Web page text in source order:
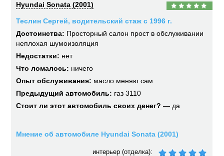
Hyundai Sonata (2001)
Теслин Сергей, водительский стаж с 1996 г.
Достоинства: Просторный салон прост в обслуживании
неплохая шумоизоляция
Недостатки: нет
Что ломалось: ничего
Опыт обслуживания: масло меняю сам
Предыдущий автомобиль: газ 3110
Стоит ли этот автомобиль своих денег? — да
Мнение об автомобиле Hyundai Sonata (2001)
интерьер (отделка):